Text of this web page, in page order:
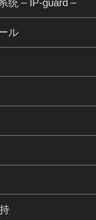
统 – IP-guard –
ル